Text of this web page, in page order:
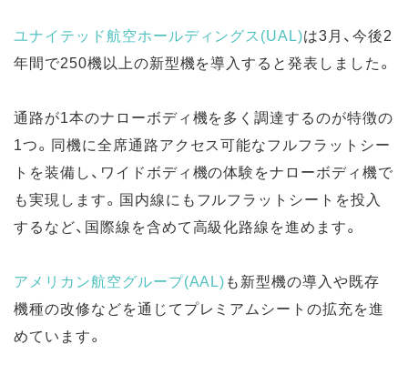
ユナイテッド航空ホールディングス(UAL)は3月、今後2
年間で250機以上の新型機を導入すると発表しました。
通路が1本のナローボディ機を多く調達するのが特徴の
1つ。同機に全席通路アクセス可能なフルフラットシー
トを装備し、ワイドボディ機の体験をナローボディ機で
も実現します。国内線にもフルフラットシートを投入
するなど、国際線を含めて高級化路線を進めます。
アメリカン航空グループ(AAL)も新型機の導入や既存
機種の改修などを通じてプレミアムシートの拡充を進
めています。